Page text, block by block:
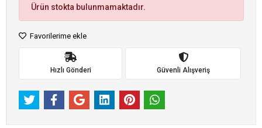
Ürün stokta bulunmamaktadır.
Favorilerime ekle
Hızlı Gönderi Güvenli Alışveriş